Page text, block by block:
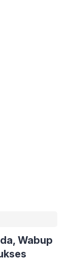
Wabup